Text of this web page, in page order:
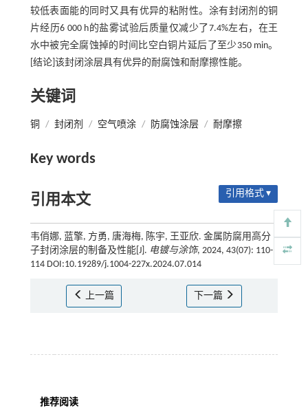
较低表面能的同时又具有优异的粘附性。涂有封闭剂的铜
片经历6 000 h的盐雾试验后质量仅减少了7.4%左右，在王
水中被完全腐蚀掉的时间比空白铜片延后了至少350 min。
[结论]该封闭涂层具有优异的耐腐蚀和耐摩擦性能。
关键词
铜 / 封闭剂 / 空气喷涂 / 防腐蚀涂层 / 耐摩擦
Key words
引用本文 引用格式 ▾
韦俏娜, 蓝擎, 方勇, 唐海梅, 陈宇, 王亚欣. 金属防腐用高分
子封闭涂层的制备及性能[J]. 电镀与涂饰, 2024, 43(07): 110-
114 DOI:10.19289/j.1004-227x.2024.07.014
上一篇 下一篇